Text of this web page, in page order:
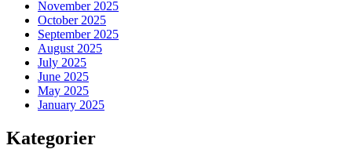
November 2025
October 2025
September 2025
August 2025
July 2025
June 2025
May 2025
January 2025
Kategorier